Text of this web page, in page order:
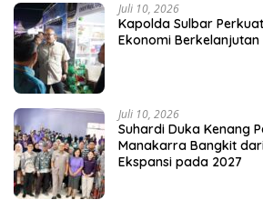
Juli 10, 2026
Kapolda Sulbar
Ekonomi Berkelanjutan
Juli 10, 2026
Suhardi Duka Kenang
Manakarra Bangkit
Ekspansi pada 2027